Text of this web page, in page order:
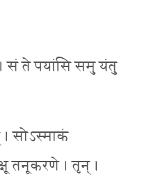
। सं ते पयांसि समु यंतु
। सोऽस्माकं
तनूकरणे । तृन् ।